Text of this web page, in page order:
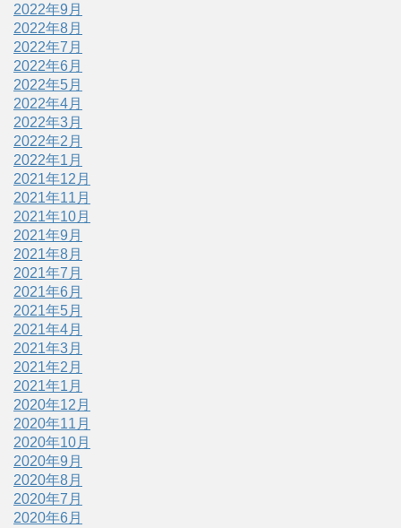
2022年9月
2022年8月
2022年7月
2022年6月
2022年5月
2022年4月
2022年3月
2022年2月
2022年1月
2021年12月
2021年11月
2021年10月
2021年9月
2021年8月
2021年7月
2021年6月
2021年5月
2021年4月
2021年3月
2021年2月
2021年1月
2020年12月
2020年11月
2020年10月
2020年9月
2020年8月
2020年7月
2020年6月